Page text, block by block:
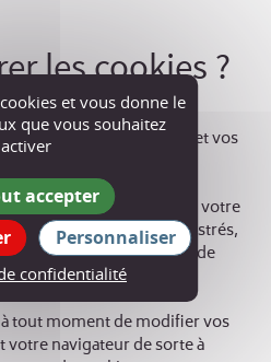
les cookies ?
de paramétrage sera
navigation sur Internet et vos
services nécessitant
de ces derniers dans votre
ceux qui y sont enregistrés,
d'un certain nombre de
nécessaires pour
tout moment de modifier vos
navigateur de sorte à
et vous donne le
que vous souhaitez
activer
accepter
Personnaliser
confidentialité